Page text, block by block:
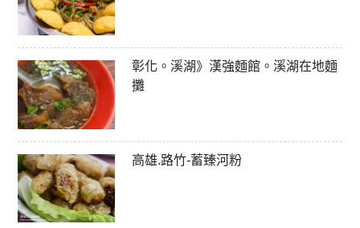
彰化。溪湖》漢強麵館。溪湖在地麵
攤
高雄.路竹-蓄臻河粉